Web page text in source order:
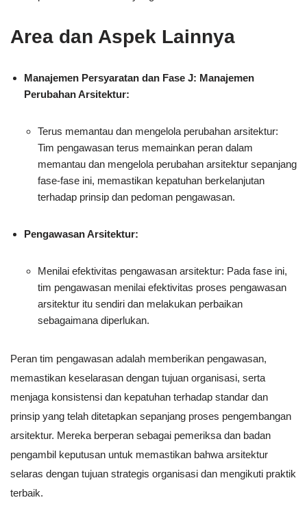
Area dan Aspek Lainnya
Manajemen Persyaratan dan Fase J: Manajemen
Perubahan Arsitektur:
Terus memantau dan mengelola perubahan arsitektur:
Tim pengawasan terus memainkan peran dalam
memantau dan mengelola perubahan arsitektur sepanjang
fase-fase ini, memastikan kepatuhan berkelanjutan
terhadap prinsip dan pedoman pengawasan.
Pengawasan Arsitektur:
Menilai efektivitas pengawasan arsitektur: Pada fase ini,
tim pengawasan menilai efektivitas proses pengawasan
arsitektur itu sendiri dan melakukan perbaikan
sebagaimana diperlukan.
Peran tim pengawasan adalah memberikan pengawasan,
memastikan keselarasan dengan tujuan organisasi, serta
menjaga konsistensi dan kepatuhan terhadap standar dan
prinsip yang telah ditetapkan sepanjang proses pengembangan
arsitektur. Mereka berperan sebagai pemeriksa dan badan
pengambil keputusan untuk memastikan bahwa arsitektur
selaras dengan tujuan strategis organisasi dan mengikuti praktik
terbaik.